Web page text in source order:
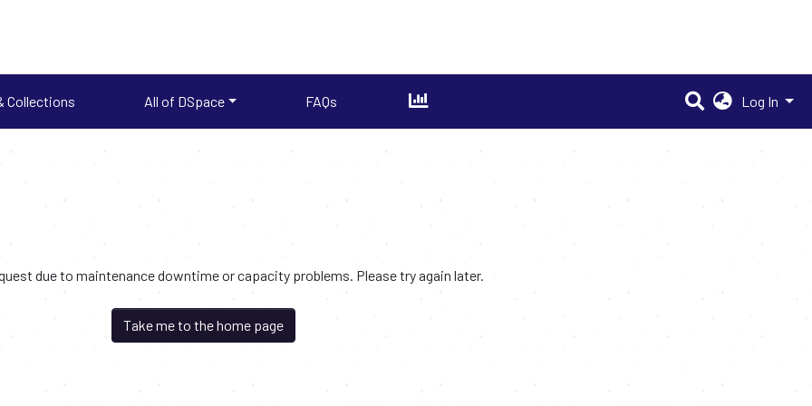
Collections All of DSpace FAQs Log In
due to maintenance downtime or capacity problems. Please try again later.
Take me to the home page